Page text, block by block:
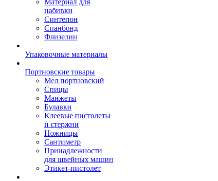
Материал для
набивки
Синтепон
Спанбонд
Флизелин
Упаковочные материалы
Портновские товары
Мел портновский
Спицы
Манжеты
Булавки
Клеевые пистолеты
и стержни
Ножницы
Сантиметр
Принадлежности
для швейных машин
Этикет-пистолет